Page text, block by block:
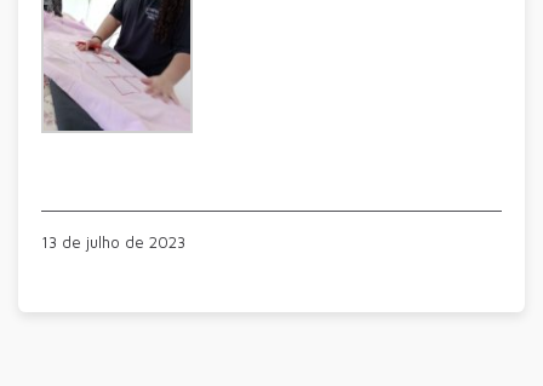
13 de julho de 2023